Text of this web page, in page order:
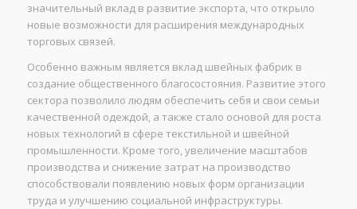
значительный вклад в развитие экспорта, что открыло
новые возможности для расширения международных
торговых связей.
Особенно важным является вклад швейных фабрик в
создание общественного благосостояния. Развитие этого
сектора позволило людям обеспечить себя и свои семьи
качественной одеждой, а также стало основой для роста
новых технологий в сфере текстильной и швейной
промышленности. Кроме того, увеличение масштабов
производства и снижение затрат на производство
способствовали появлению новых форм организации
труда и улучшению социальной инфраструктуры.